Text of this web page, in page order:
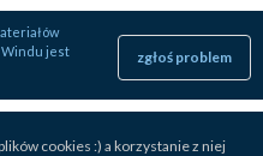
zgłoś problem
Windu jest
cookies :) a korzystanie z niej